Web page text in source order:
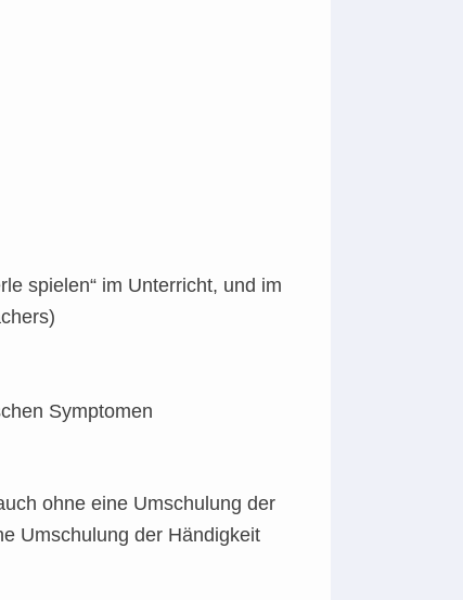
spielen“ im Unterricht, und im
Symptomen
ohne eine Umschulung der
Umschulung der Händigkeit